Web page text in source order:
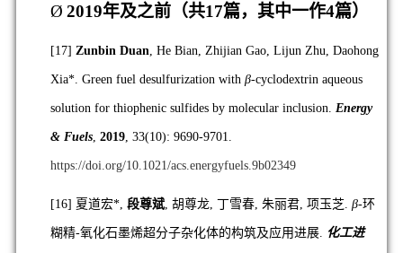
Ø 2019年及之前（共17篇，其中一作4篇）
[17] Zunbin Duan , He Bian, Zhijian Gao, Lijun Zhu, Daohong
Xia*. Green fuel desulfurization with β-cyclodextrin aqueous
solution for thiophenic sulfides by molecular inclusion. Energy
& Fuels, 2019, 33(10): 9690-9701.
https://doi.org/10.1021/acs.energyfuels.9b02349
[16] 夏道宏*, 段尊斌, 胡尊龙, 丁雪春, 朱丽君, 项玉芝. β-环
糊精-氧化石墨烯超分子杂化体的构筑及应用进展. 化工进